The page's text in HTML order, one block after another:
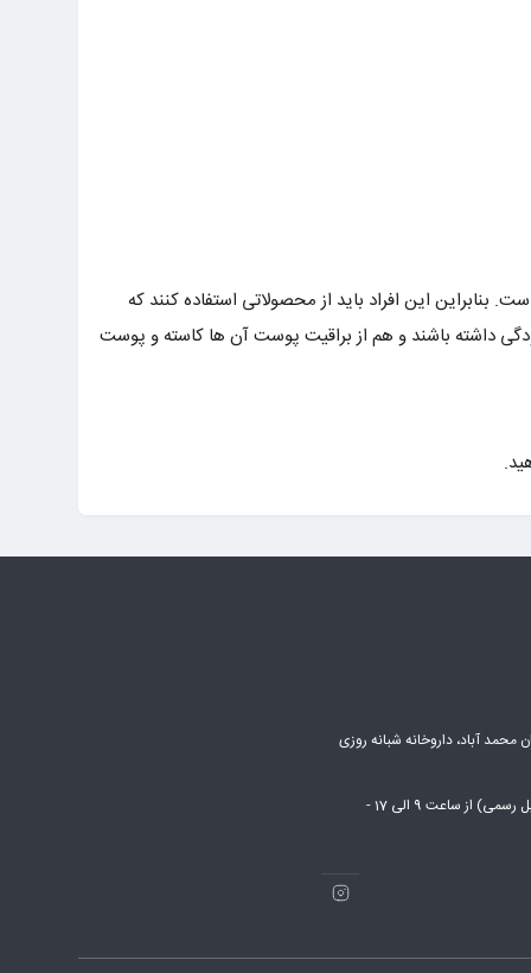
این افراد باید از محصولاتی استفاده کنند که
داشته باشند و هم از براقیت پوست آن ها کاسته و پوست
محمد آباد، داروخانه شبانه روزی
شنبه تا پنج شنبه (بجز روزهای تعطیل رسمی) از ساعت 9 الی 17 -